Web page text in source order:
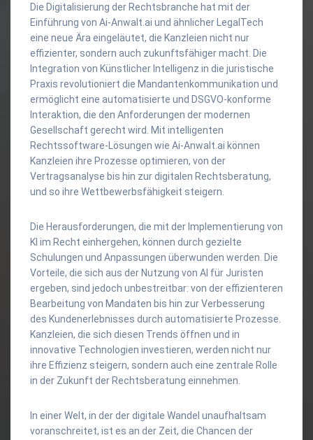
Die Digitalisierung der Rechtsbranche hat mit der
Einführung von Ai-Anwalt.ai und ähnlicher LegalTech
eine neue Ära eingeläutet, die Kanzleien nicht nur
effizienter, sondern auch zukunftsfähiger macht. Die
Integration von Künstlicher Intelligenz in die juristische
Praxis revolutioniert die Mandantenkommunikation und
ermöglicht eine automatisierte und DSGVO-konforme
Interaktion, die den Anforderungen der modernen
Gesellschaft gerecht wird. Mit intelligenten
Rechtssoftware-Lösungen wie Ai-Anwalt.ai können
Kanzleien ihre Prozesse optimieren, von der
Vertragsanalyse bis hin zur digitalen Rechtsberatung,
und so ihre Wettbewerbsfähigkeit steigern.
Die Herausforderungen, die mit der Implementierung von
KI im Recht einhergehen, können durch gezielte
Schulungen und Anpassungen überwunden werden. Die
Vorteile, die sich aus der Nutzung von AI für Juristen
ergeben, sind jedoch unbestreitbar: von der effizienteren
Bearbeitung von Mandaten bis hin zur Verbesserung
des Kundenerlebnisses durch automatisierte Prozesse.
Kanzleien, die sich diesen Trends öffnen und in
innovative Technologien investieren, werden nicht nur
ihre Effizienz steigern, sondern auch eine zentrale Rolle
in der Zukunft der Rechtsberatung einnehmen.
In einer Welt, in der der digitale Wandel unaufhaltsam
voranschreitet, ist es an der Zeit, die Chancen der